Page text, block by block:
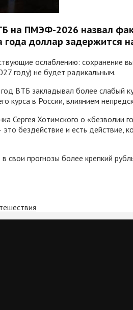
на ПМЭФ-2026 назвал
доллар задержится
ослаблению:
году) не будет радикальным.
ВТБ закладывал более слабый
курса в России, влиянием
Сергея Хотимского о «безволии
бездействие и есть действие,
свои прогнозы более крепкий